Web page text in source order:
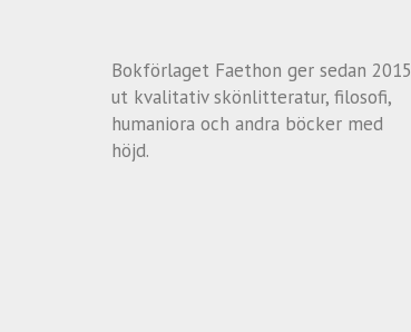
Bokförlaget Faethon ger sedan 2015
ut kvalitativ skönlitteratur, filosofi,
humaniora och andra böcker med
höjd.